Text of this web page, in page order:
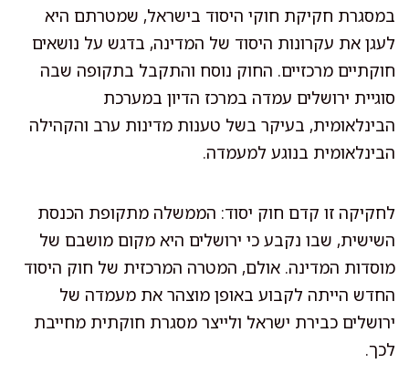
במסגרת חקיקת חוקי היסוד בישראל, שמטרתם היא
לעגן את עקרונות היסוד של המדינה, בדגש על נושאים
חוקתיים מרכזיים. החוק נוסח והתקבל בתקופה שבה
סוגיית ירושלים עמדה במרכז הדיון במערכת
הבינלאומית, בעיקר בשל טענות מדינות ערב והקהילה
הבינלאומית בנוגע למעמדה.
לחקיקה זו קדם חוק יסוד: הממשלה מתקופת הכנסת
השישית, שבו נקבע כי ירושלים היא מקום מושבם של
מוסדות המדינה. אולם, המטרה המרכזית של חוק היסוד
החדש הייתה לקבוע באופן מוצהר את מעמדה של
ירושלים כבירת ישראל ולייצר מסגרת חוקתית מחייבת
לכך.